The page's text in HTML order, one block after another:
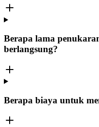
Berapa lama
berlangsung?
Berapa biaya untuk